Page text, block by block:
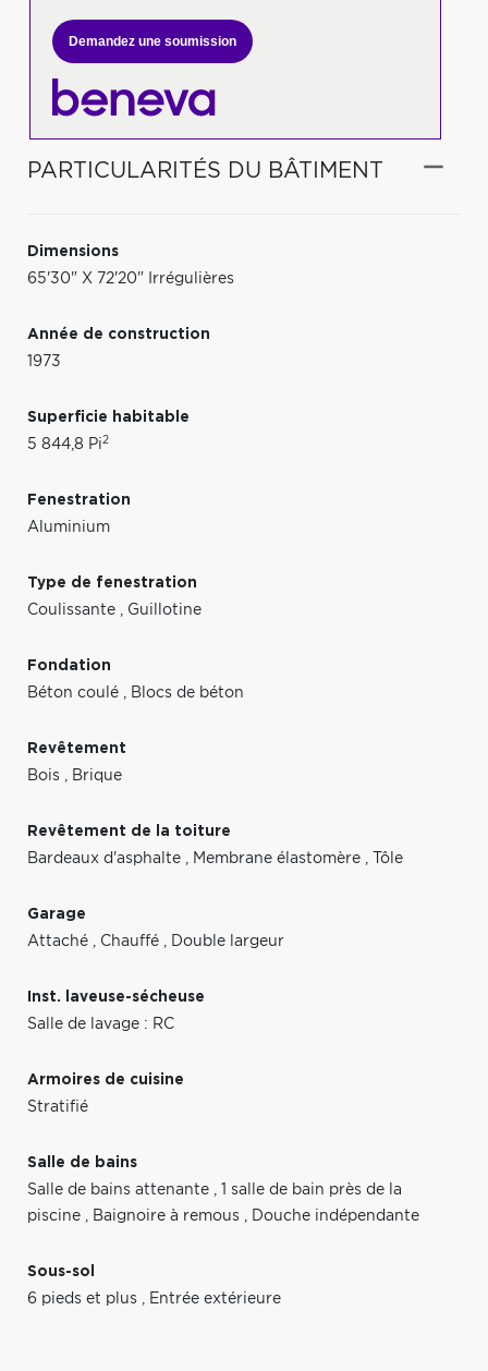
Demandez une soumission
PARTICULARITÉS DU BÂTIMENT
Dimensions
65'30" X 72'20" Irrégulières
Année de construction
1973
Superficie habitable
5 844,8 Pi2
Fenestration
Aluminium
Type de fenestration
Coulissante , Guillotine
Fondation
Béton coulé , Blocs de béton
Revêtement
Bois , Brique
Revêtement de la toiture
Bardeaux d'asphalte , Membrane élastomère , Tôle
Garage
Attaché , Chauffé , Double largeur
Inst. laveuse-sécheuse
Salle de lavage : RC
Armoires de cuisine
Stratifié
Salle de bains
Salle de bains attenante , 1 salle de bain près de la
piscine , Baignoire à remous , Douche indépendante
Sous-sol
6 pieds et plus , Entrée extérieure